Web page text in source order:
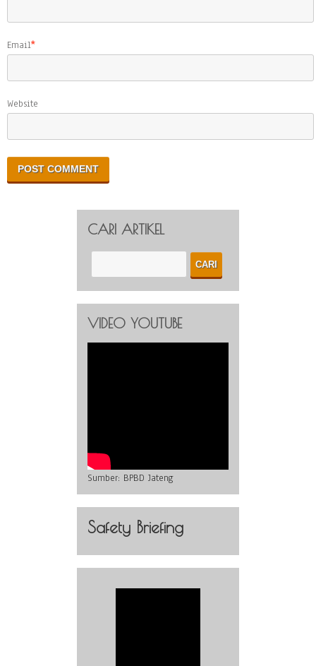
Email*
Website
CARI ARTIKEL
VIDEO YOUTUBE
Sumber: BPBD Jateng
Safety Briefing